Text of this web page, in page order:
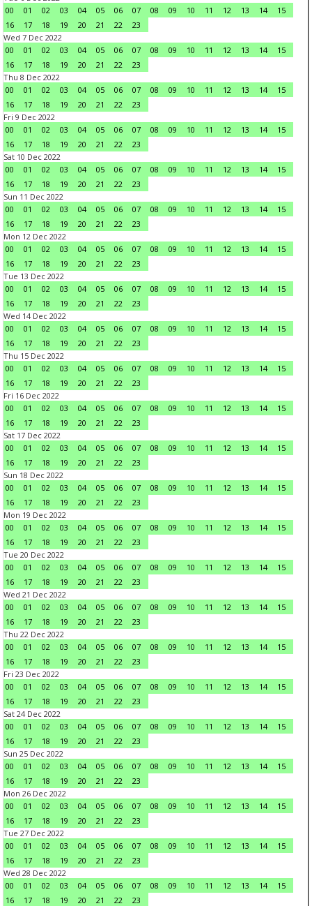
00
01 02 03 04 05 06 07 08 09 10 11 12 13 14
15
16
17 18 19 20 21 22
23
Wed 7 Dec 2022
00
01 02 03 04 05 06 07 08 09 10 11 12 13 14
15
16
17 18 19 20 21 22
23
Thu 8 Dec 2022
00
01 02 03 04 05 06 07 08 09 10 11 12 13 14
15
16
17 18 19 20 21 22
23
Fri 9 Dec 2022
00
01 02 03 04 05 06 07 08 09 10 11 12 13 14
15
16
17 18 19 20 21 22
23
Sat 10 Dec 2022
00
01 02 03 04 05 06 07 08 09 10 11 12 13 14
15
16
17 18 19 20 21 22
23
Sun 11 Dec 2022
00
01 02 03 04 05 06 07 08 09 10 11 12 13 14
15
16
17 18 19 20 21 22
23
Mon 12 Dec 2022
00
01 02 03 04 05 06 07 08 09 10 11 12 13 14
15
16
17 18 19 20 21 22
23
Tue 13 Dec 2022
00
01 02 03 04 05 06 07 08 09 10 11 12 13 14
15
16
17 18 19 20 21 22
23
Wed 14 Dec 2022
00
01 02 03 04 05 06 07 08 09 10 11 12 13 14
15
16
17 18 19 20 21 22
23
Thu 15 Dec 2022
00
01 02 03 04 05 06 07 08 09 10 11 12 13 14
15
16
17 18 19 20 21 22
23
Fri 16 Dec 2022
00
01 02 03 04 05 06 07 08 09 10 11 12 13 14
15
16
17 18 19 20 21 22
23
Sat 17 Dec 2022
00
01 02 03 04 05 06 07 08 09 10 11 12 13 14
15
16
17 18 19 20 21 22
23
Sun 18 Dec 2022
00
01 02 03 04 05 06 07 08 09 10 11 12 13 14
15
16
17 18 19 20 21 22
23
Mon 19 Dec 2022
00
01 02 03 04 05 06 07 08 09 10 11 12 13 14
15
16
17 18 19 20 21 22
23
Tue 20 Dec 2022
00
01 02 03 04 05 06 07 08 09 10 11 12 13 14
15
16
17 18 19 20 21 22
23
Wed 21 Dec 2022
00
01 02 03 04 05 06 07 08 09 10 11 12 13 14
15
16
17 18 19 20 21 22
23
Thu 22 Dec 2022
00
01 02 03 04 05 06 07 08 09 10 11 12 13 14
15
16
17 18 19 20 21 22
23
Fri 23 Dec 2022
00
01 02 03 04 05 06 07 08 09 10 11 12 13 14
15
16
17 18 19 20 21 22
23
Sat 24 Dec 2022
00
01 02 03 04 05 06 07 08 09 10 11 12 13 14
15
16
17 18 19 20 21 22
23
Sun 25 Dec 2022
00
01 02 03 04 05 06 07 08 09 10 11 12 13 14
15
16
17 18 19 20 21 22
23
Mon 26 Dec 2022
00
01 02 03 04 05 06 07 08 09 10 11 12 13 14
15
16
17 18 19 20 21 22
23
Tue 27 Dec 2022
00
01 02 03 04 05 06 07 08 09 10 11 12 13 14
15
16
17 18 19 20 21 22
23
Wed 28 Dec 2022
00
01 02 03 04 05 06 07 08 09 10 11 12 13 14
15
16
17 18 19 20 21 22
23